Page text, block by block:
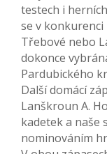
testech i
se v konkurenci
Třebové nebo
dokonce
Pardubického
Další domácí
Lanškroun A.
kadetek a naše
nominováním